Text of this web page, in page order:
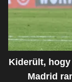
Kiderült,
Madrid